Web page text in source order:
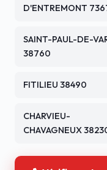
D'ENTREMONT
SAINT-PAUL-DE-
38760
FITILIEU 38490
CHARVIEU-
CHAVAGNEUX